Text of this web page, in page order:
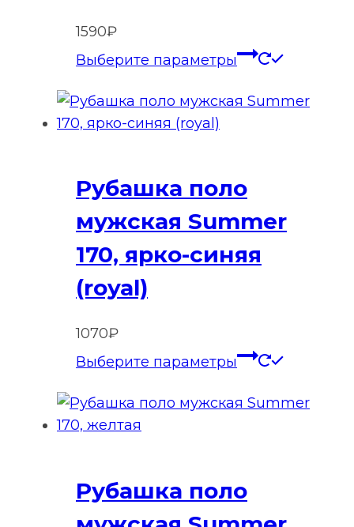
1590₽
Выберите параметры
Этот
имеет
на
Рубашка поло
мужская Summer
170, ярко-синяя
(royal)
1070₽
Выберите параметры
Этот
имеет
Рубашка поло